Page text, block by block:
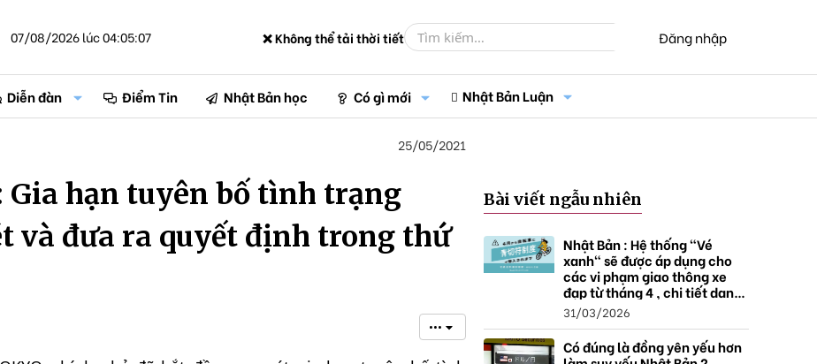
07/08/2026 lúc 04:05:07 ❌ Không thể tải thời tiết Đăng nhập
Diễn đàn Điểm Tin Nhật Bản học Có gì mới Nhật Bản Luận
25/05/2021
Gia hạn tuyên bố tình trạng
và đưa ra quyết định trong thứ
•••
Bài viết ngẫu nhiên
Nhật Bản : Hệ thống "Vé
xanh" sẽ được áp dụng cho
các vi phạm giao thông xe
đạp từ tháng 4 , chi tiết danh
sách và mức xử phạt.
31/03/2026
Có đúng là đồng yên yếu hơn